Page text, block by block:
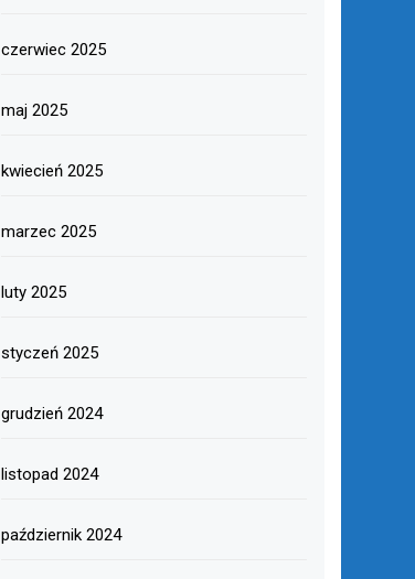
czerwiec 2025
maj 2025
kwiecień 2025
marzec 2025
luty 2025
styczeń 2025
grudzień 2024
listopad 2024
październik 2024